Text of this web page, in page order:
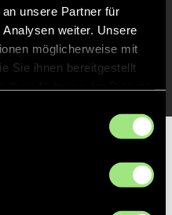
unsere Partner für
weiter. Unsere
möglicherweise mit
Sie ihnen bereitgestellt